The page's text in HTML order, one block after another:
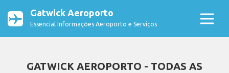
Gatwick Aeroporto
Essencial Informações Aeroporto e Serviços
GATWICK AEROPORTO - TODAS AS